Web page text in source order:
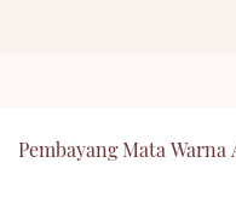
Pembayang Mata